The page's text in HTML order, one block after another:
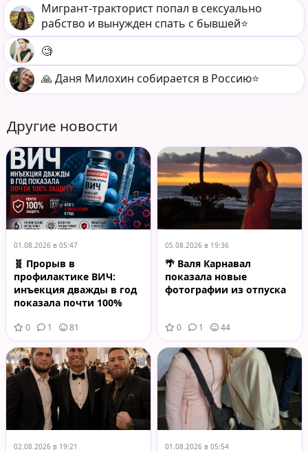
Мигрант-тракторист попал в сексуально
рабство и вынужден спать с бывшей⭐️
🧐
🙏 Даня Милохин собирается в Россию⭐️
Другие новости
01.08.2026 в 05:47
🧬 Прорыв в
профилактике ВИЧ:
инъекция дважды в год
показала почти 100%
0 1 81
05.08.2026 в 19:36
🌴 Валя Карнавал
показала новые
фотографии из отпуска
0 1 44
02.08.2026 в 19:21 01.08.2026 в 05:54